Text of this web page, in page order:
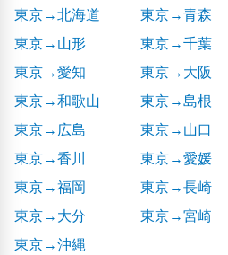
東京→北海道 東京→青森
東京→山形
東京→千葉
東京→愛知
東京→大阪
東京→和歌山
東京→島根
東京→広島
東京→山口
東京→香川
東京→愛媛
東京→福岡
東京→長崎
東京→大分
東京→宮崎
東京→沖縄